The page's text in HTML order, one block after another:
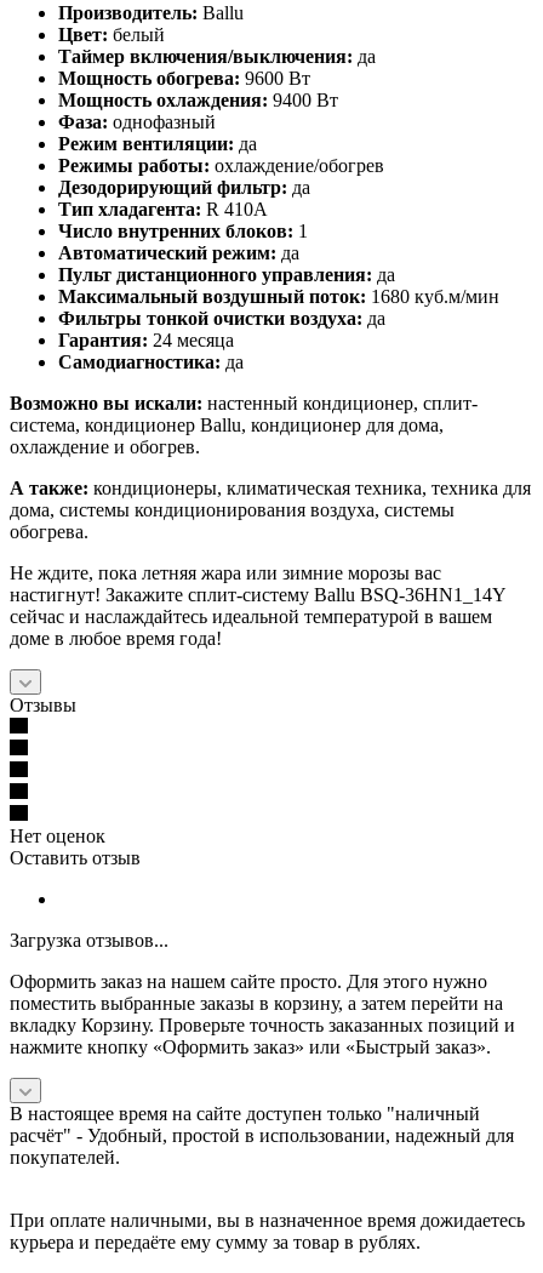
Производитель: Ballu
Цвет: белый
Таймер включения/выключения: да
Мощность обогрева: 9600 Вт
Мощность охлаждения: 9400 Вт
Фаза: однофазный
Режим вентиляции: да
Режимы работы: охлаждение/обогрев
Дезодорирующий фильтр: да
Тип хладагента: R 410A
Число внутренних блоков: 1
Автоматический режим: да
Пульт дистанционного управления: да
Максимальный воздушный поток: 1680 куб.м/мин
Фильтры тонкой очистки воздуха: да
Гарантия: 24 месяца
Самодиагностика: да
Возможно вы искали: настенный кондиционер, сплит-
система, кондиционер Ballu, кондиционер для дома,
охлаждение и обогрев.
А также: кондиционеры, климатическая техника, техника для
дома, системы кондиционирования воздуха, системы
обогрева.
Не ждите, пока летняя жара или зимние морозы вас
настигнут! Закажите сплит-систему Ballu BSQ-36HN1_14Y
сейчас и наслаждайтесь идеальной температурой в вашем
доме в любое время года!
Отзывы
Нет оценок
Оставить отзыв
Загрузка отзывов...
Оформить заказ на нашем сайте просто. Для этого нужно
поместить выбранные заказы в корзину, а затем перейти на
вкладку Корзину. Проверьте точность заказанных позиций и
нажмите кнопку «Оформить заказ» или «Быстрый заказ».
В настоящее время на сайте доступен только "наличный
расчёт" - Удобный, простой в использовании, надежный для
покупателей.
При оплате наличными, вы в назначенное время дожидаетесь
курьера и передаёте ему сумму за товар в рублях.